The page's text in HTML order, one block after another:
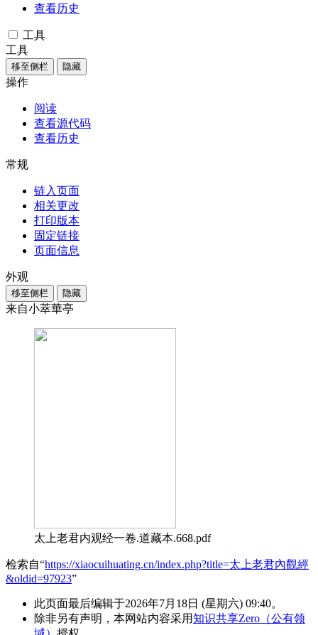
查看历史
工具
工具
移至侧栏 隐藏
操作
阅读
查看源代码
查看历史
常规
链入页面
相关更改
打印版本
固定链接
页面信息
外观
移至侧栏 隐藏
来自小萃華亭
太上老君内观经一卷.道藏本.668.pdf
检索自“https://xiaocuihuating.cn/index.php?title=太上老君內觀經
&oldid=97923”
此页面最后编辑于2026年7月18日 (星期六) 09:40。
除非另有声明，本网站内容采用知识共享Zero（公有领